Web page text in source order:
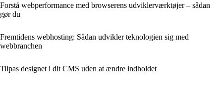
Forstå webperformance med browserens udviklerværktøjer – sådan
gør du
Fremtidens webhosting: Sådan udvikler teknologien sig med
webbranchen
Tilpas designet i dit CMS uden at ændre indholdet